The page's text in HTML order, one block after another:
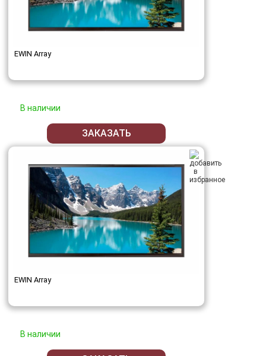
EWIN Array
В наличии
ЗАКАЗАТЬ
EWIN Array
В наличии